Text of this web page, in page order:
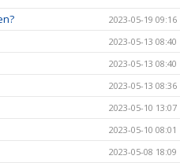
2023-05-19 09:16
2023-05-13 08:40
2023-05-13 08:40
2023-05-13 08:36
2023-05-10 13:07
2023-05-10 08:01
2023-05-08 18:09